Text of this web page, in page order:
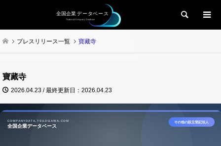
検索
プレスリリース一覧 寶藏寺
寶藏寺
2026.04.23 / 最終更新日：2026.04.23